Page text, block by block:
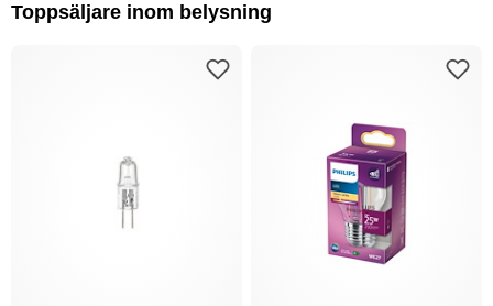
Toppsäljare inom belysning